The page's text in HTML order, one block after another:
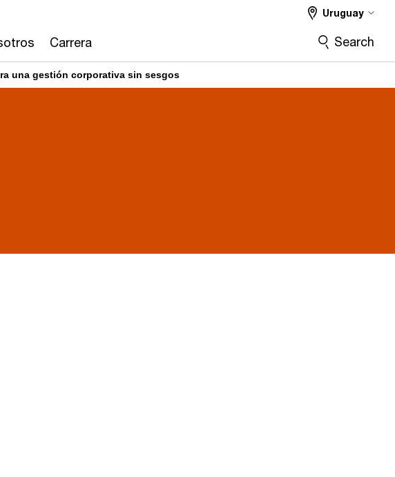
Carrera
Uruguay
Search
una gestión corporativa sin sesgos